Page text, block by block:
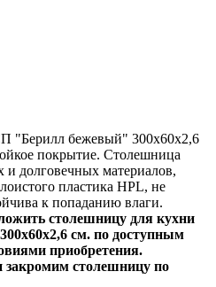
"Берилл бежевый" 300х60х2,6
покрытие. Столешница
и долговечных материалов,
пластика HPL, не
к попаданию влаги.
столешницу для кухни
см. по доступным
приобретения.
столешницу по